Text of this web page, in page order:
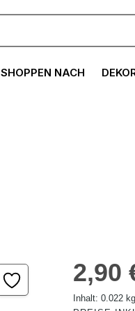
SHOPPEN NACH
2,90
Inhalt:0.022